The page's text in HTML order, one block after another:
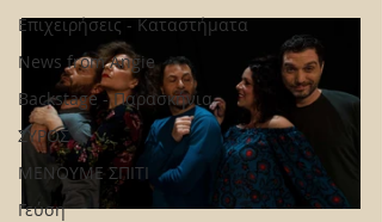
Επιχειρήσεις - Καταστήματα
News from Angie
Backstage - Παρασκήνια
ΣΥΡΟΣ
ΜΕΝΟΥΜΕ ΣΠΙΤΙ
Γεύση